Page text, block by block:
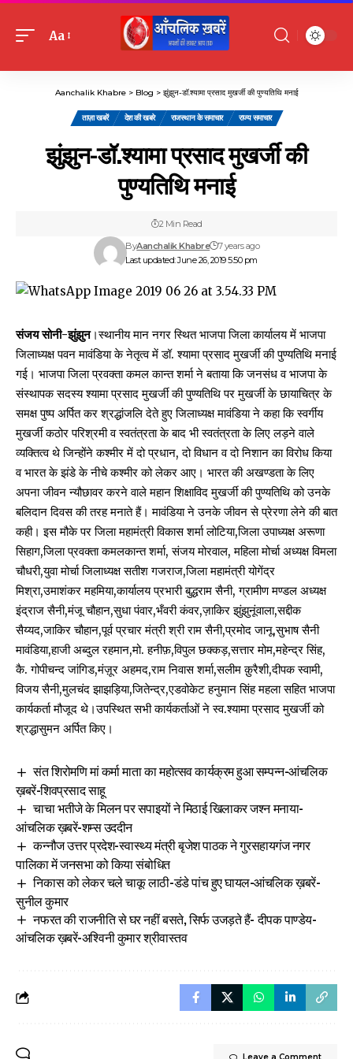
Font
Aa
Aanchalik Khabre> Blog > झुंझुन-डॉ.श्यामा प्रसाद मुखर्जी की पुण्यतिथि मनाई
ताज़ा खबरें देश की खबरे राजस्थान के समाचार राज्य समाचार
झुंझुन-डॉ.श्यामा प्रसाद मुखर्जी की
पुण्यतिथि मनाई
Last updated: June 26, 2019 5:50 pm
ByAanchalik Khabre 7 years ago
2 Min Read
संजय सोनी-झुंझुन।स्थानीय मान नगर स्थित भाजपा जिला कार्यालय में भाजपा
जिलाध्यक्ष पवन मावंडिया के नेतृत्व में डॉ. श्यामा प्रसाद मुखर्जी की पुण्यतिथि मनाई
गई। भाजपा जिला प्रवक्ता कमल कान्त शर्मा ने बताया कि जनसंध व भाजपा के
संस्थापक सदस्य श्यामा प्रसाद मुखर्जी की पुण्यतिथि पर मुखर्जी के छायाचित्र के
समक्ष पुष्प अर्पित कर श्रद्धांजलि देते हुए जिलाध्यक्ष मावंडिया ने कहा कि स्वर्गीय
मुखर्जी कठोर परिश्रमी व स्वतंत्रता के बाद भी स्वतंत्रता के लिए लड़ने वाले
व्यक्तित्व थे जिन्होंने कश्मीर में दो प्रधान, दो विधान व दो निशान का विरोध किया
व भारत के झंडे के नीचे कश्मीर को लेकर आए। भारत की अखण्डता के लिए
अपना जीवन न्यौछावर करने वाले महान शिक्षाविद मुखर्जी की पुण्यतिथि को उनके
बलिदान दिवस की तरह मनाते हैं। मावंडिया ने उनके जीवन से प्रेरणा लेने की बात
कही। इस मौके पर जिला महामंत्री विकास शर्मा लोटिया,जिला उपाध्यक्ष अरूणा
सिहाग,जिला प्रवक्ता कमलकान्त शर्मा, संजय मोरवाल, महिला मोर्चा अध्यक्ष विमला
चौधरी,युवा मोर्चा जिलाध्यक्ष सतीश गजराज,जिला महामंत्री योगेंद्र
मिश्रा,उमाशंकर महमिया,कार्यालय प्रभारी बुद्धराम सैनी, ग्रामीण मण्डल अध्यक्ष
इंद्राज सैनी,मंजू चौहान,सुधा पंवार,भँवरी कंवर,ज़ाकिर झुंझुनूंवाला,सद्दीक
सैय्यद,जाकिर चौहान,पूर्व प्रचार मंत्री श्री राम सैनी,प्रमोद जानू,सुभाष सैनी
मावंडिया,हाजी अब्दुल रहमान,मो. हनीफ़,विपुल छक्कड़,सत्तार मोम,महेन्द्र सिंह,
कै. गोपीचन्द जांगिड,मंज़ूर अहमद,राम निवास शर्मा,सलीम क़ुरैशी,दीपक स्वामी,
विजय सैनी,मुलचंद झाझड़िया,जितेन्द्र,एडवोकेट हनुमान सिंह महला सहित भाजपा
कार्यकर्ता मौजूद थे।उपस्थित सभी कार्यकर्ताओं ने स्व.श्यामा प्रसाद मुखर्जी को
श्रद्धासुमन अर्पित किए।
संत शिरोमणि मां कर्मा माता का महोत्सव कार्यक्रम हुआ सम्पन्न-आंचलिक
ख़बरें-शिवप्रसाद साहू
चाचा भतीजे के मिलन पर सपाइयों ने मिठाई खिलाकर जश्न मनाया-
आंचलिक ख़बरें-शम्स उददीन
कन्नौज उत्तर प्रदेश-स्वास्थ्य मंत्री बृजेश पाठक ने गुरसहायगंज नगर
पालिका में जनसभा को किया संबोधित
निकास को लेकर चले चाकू लाठी-डंडे पांच हुए घायल-आंचलिक ख़बरें-
सुनील कुमार
नफरत की राजनीति से घर नहीं बसते, सिर्फ उजड़ते हैं- दीपक पाण्डेय-
आंचलिक ख़बरें-अश्विनी कुमार श्रीवास्तव